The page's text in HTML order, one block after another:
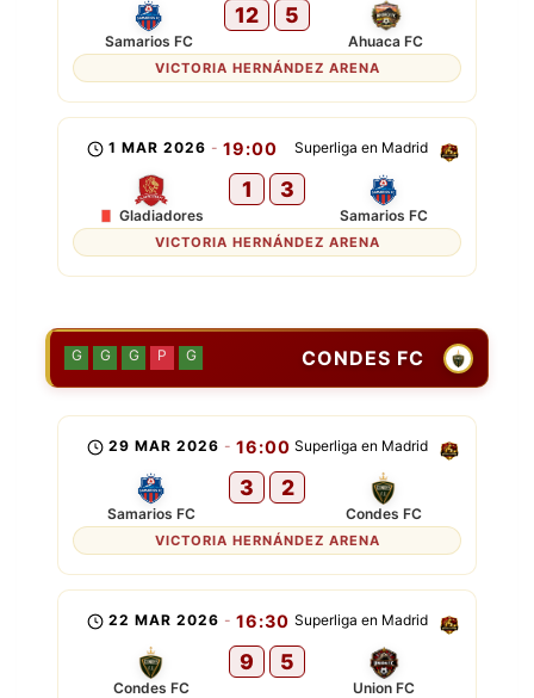
Samarios FC
12 5
Ahuaca FC
VICTORIA HERNÁNDEZ ARENA
Superliga en Madrid
1 MAR 2026 - 19:00
Gladiadores
1 3
Samarios FC
VICTORIA HERNÁNDEZ ARENA
CONDES FC
G G G P G
Superliga en Madrid
29 MAR 2026 - 16:00
Samarios FC
3 2
Condes FC
VICTORIA HERNÁNDEZ ARENA
Superliga en Madrid
22 MAR 2026 - 16:30
Condes FC
9 5
Union FC